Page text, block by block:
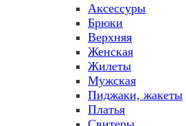
Аксессуры
Брюки
Верхняя
Женская
Жилеты
Мужская
Пиджаки, жакеты
Платья